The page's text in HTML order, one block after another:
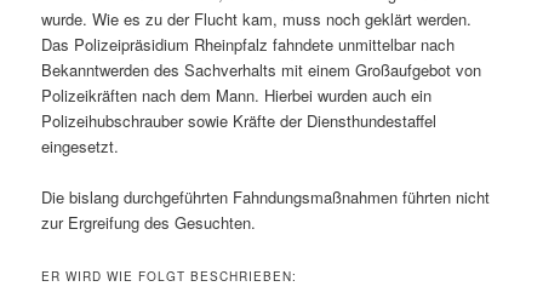
wurde. Wie es zu der Flucht kam, muss noch geklärt werden.
Das Polizeipräsidium Rheinpfalz fahndete unmittelbar nach
Bekanntwerden des Sachverhalts mit einem Großaufgebot von
Polizeikräften nach dem Mann. Hierbei wurden auch ein
Polizeihubschrauber sowie Kräfte der Diensthundestaffel
eingesetzt.
Die bislang durchgeführten Fahndungsmaßnahmen führten nicht
zur Ergreifung des Gesuchten.
ER WIRD WIE FOLGT BESCHRIEBEN: